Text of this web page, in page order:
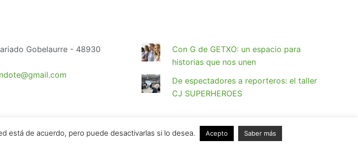
Gobelaurre - 48930
Con G de GETXO: un espacio para
historias que nos unen
De espectadores a reporteros: el taller
CJ SUPERHEROES
está de acuerdo, pero puede desactivarlas si lo desea. Acepto Saber más